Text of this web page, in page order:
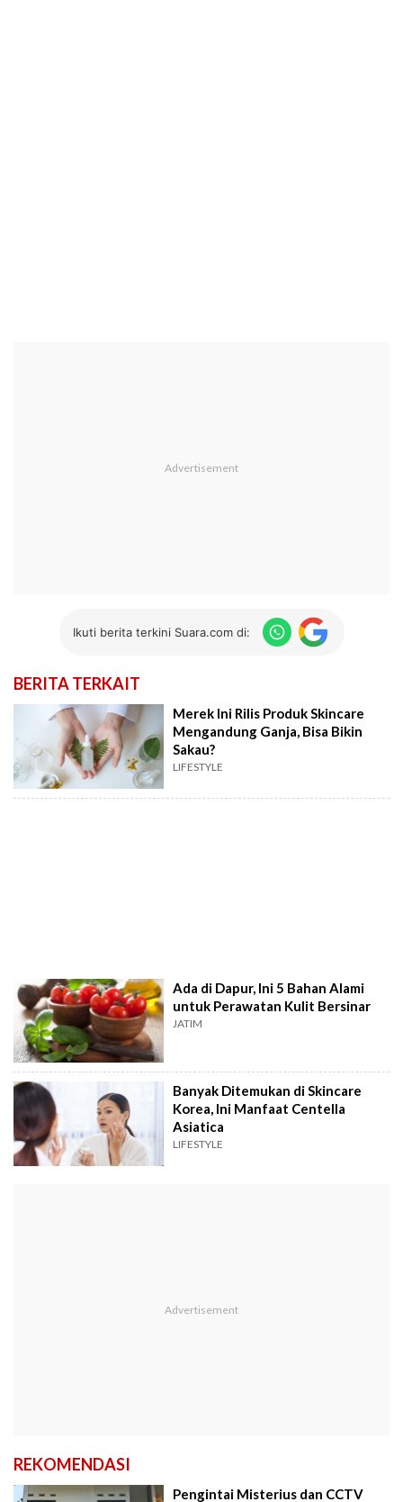
Ikuti berita terkini Suara.com di:
BERITA TERKAIT
Merek Ini Rilis Produk Skincare
Mengandung Ganja, Bisa Bikin
Sakau?
LIFESTYLE
Ada di Dapur, Ini 5 Bahan Alami
untuk Perawatan Kulit Bersinar
JATIM
Banyak Ditemukan di Skincare
Korea, Ini Manfaat Centella
Asiatica
LIFESTYLE
REKOMENDASI
Pengintai Misterius dan CCTV